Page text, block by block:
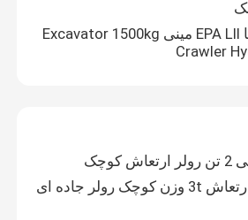
ایالات متحده آمریکا EPA Lll مینی Excavator 1500kg
Crawler
EPA 3000kg رولر ارتعاش 3t وزن کوچک رولر جاده ای